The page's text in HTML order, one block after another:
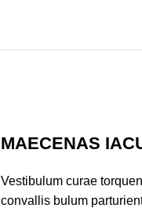
MAECENAS
Vestibulum curae
convallis bulum